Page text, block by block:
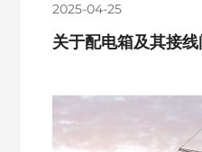
2025-04-25
关于配电箱及其接